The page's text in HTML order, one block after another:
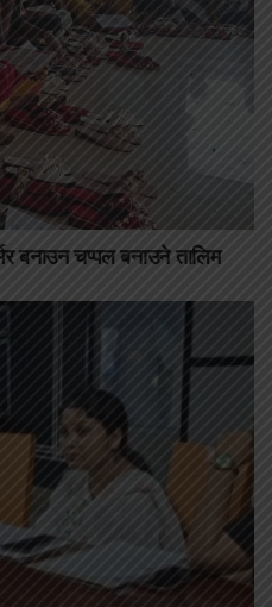
बनाउन चप्पल बनाउने तालिम